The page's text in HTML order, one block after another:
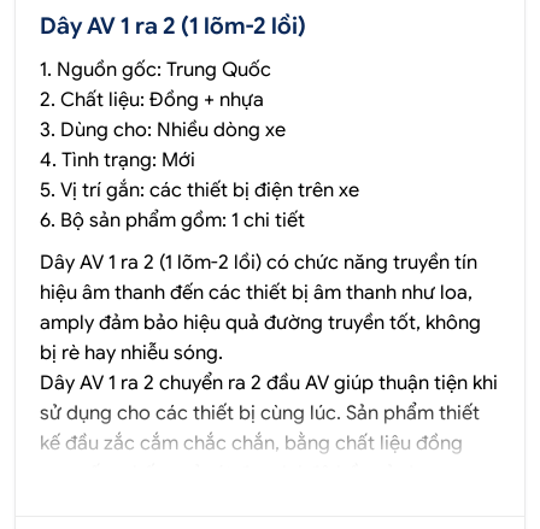
Dây AV 1 ra 2 (1 lõm-2 lồi)
1. Nguồn gốc: Trung Quốc
2. Chất liệu: Đồng + nhựa
3. Dùng cho: Nhiều dòng xe
4. Tình trạng: Mới
5. Vị trí gắn: các thiết bị điện trên xe
6. Bộ sản phẩm gồm: 1 chi tiết
Dây AV 1 ra 2 (1 lõm-2 lồi) có chức năng truyền tín
hiệu âm thanh đến các thiết bị âm thanh như loa,
amply đảm bảo hiệu quả đường truyền tốt, không
bị rè hay nhiễu sóng.
Dây AV 1 ra 2 chuyển ra 2 đầu AV giúp thuận tiện khi
sử dụng cho các thiết bị cùng lúc. Sản phẩm thiết
kế đầu zắc cắm chắc chắn, bằng chất liệu đồng